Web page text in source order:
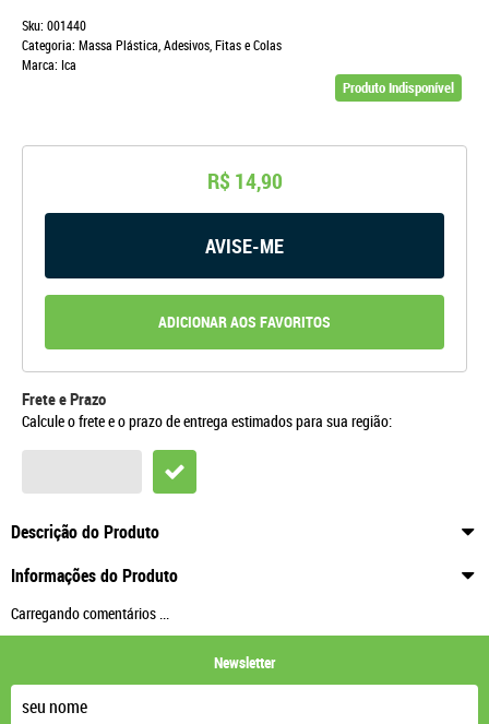
Sku: 001440
Categoria: Massa Plástica,Adesivos, Fitas e Colas
Marca: Ica
Produto Indisponível
R$ 14,90
AVISE-ME
ADICIONAR AOS FAVORITOS
Frete e Prazo
Calcule o frete e o prazo de entrega estimados para sua região:
Descrição do Produto
Informações do Produto
Carregando comentários ...
Newsletter